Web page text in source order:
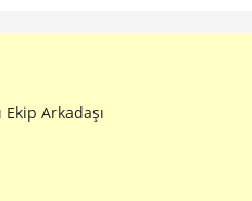
Ekip Arkadaşı